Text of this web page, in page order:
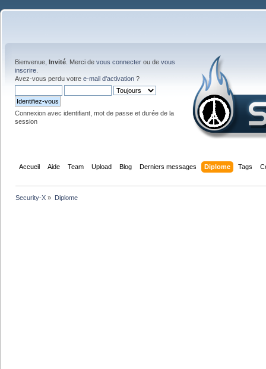
Bienvenue, Invité . Merci de vous connecter ou de vous
inscrire
Avez-vous perdu votre e-mail d'activation ?
Connexion avec identifiant, mot de passe et durée de la
session
Accueil Aide Team Upload Blog Derniers messages Diplome Tags
Security-X » Diplome